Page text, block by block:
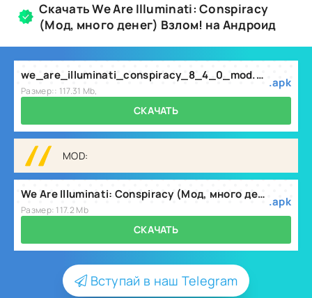
Скачать We Are Illuminati: Conspiracy
(Мод, много денег) Взлом! на Андроид
we_are_illuminati_conspiracy_8_4_0_mod.apk
Размер:: 117.31 Mb,
.apk
СКАЧАТЬ
MOD:
We Are Illuminati: Conspiracy (Мод, много денег) v8.4.0
Размер: 117.2 Mb
.apk
СКАЧАТЬ
Вступай в наш Telegram